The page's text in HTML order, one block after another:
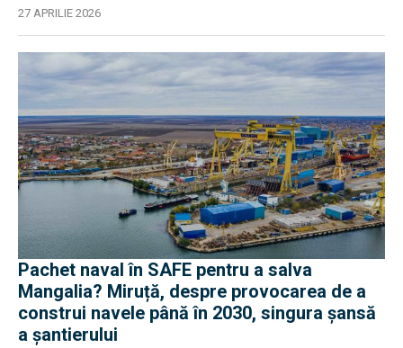
27 APRILIE 2026
Pachet naval în SAFE pentru a salva
Mangalia? Miruță, despre provocarea de a
construi navele până în 2030, singura șansă
a șantierului